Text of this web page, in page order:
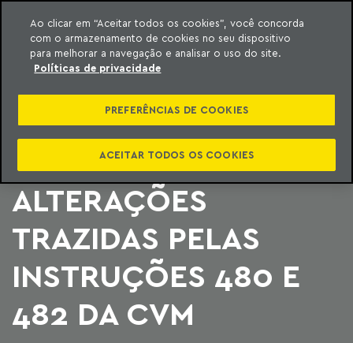
o conteúdo
Machado Meyer
ESCRITÓRIO
PROMOVE PALESTRA
QUE TRATA DAS
ALTERAÇÕES
TRAZIDAS PELAS
INSTRUÇÕES 480 E
482 DA CVM
Ao clicar em “Aceitar todos os cookies”, você concorda
com o armazenamento de cookies no seu dispositivo
para melhorar a navegação e analisar o uso do site.
Políticas de privacidade
PREFERÊNCIAS DE COOKIES
ACEITAR TODOS OS COOKIES